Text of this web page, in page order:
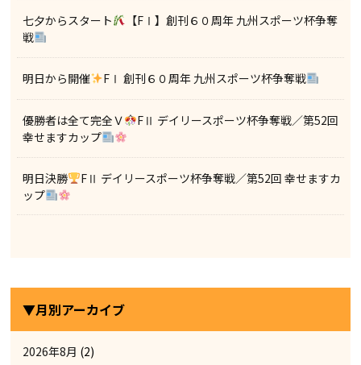
七夕からスタート
【FⅠ】創刊６０周年 九州スポーツ杯争奪
戦
明日から開催 FⅠ 創刊６０周年 九州スポーツ杯争奪戦
優勝者は全て完全Ｖ
FⅡ デイリースポーツ杯争奪戦／第52回
幸せますカップ
明日決勝
FⅡ デイリースポーツ杯争奪戦／第52回 幸せますカ
ップ
▼月別アーカイブ
2026年8月 (2)